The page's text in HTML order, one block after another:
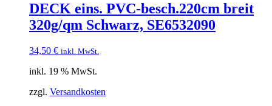
DECK eins. PVC-besch.220cm breit
320g/qm Schwarz, SE6532090
34,50 € inkl. MwSt.
inkl. 19 % MwSt.
zzgl. Versandkosten